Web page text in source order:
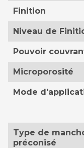
Finition
Niveau de
Pouvoir
Microporosité
Mode
Type de
préconisé